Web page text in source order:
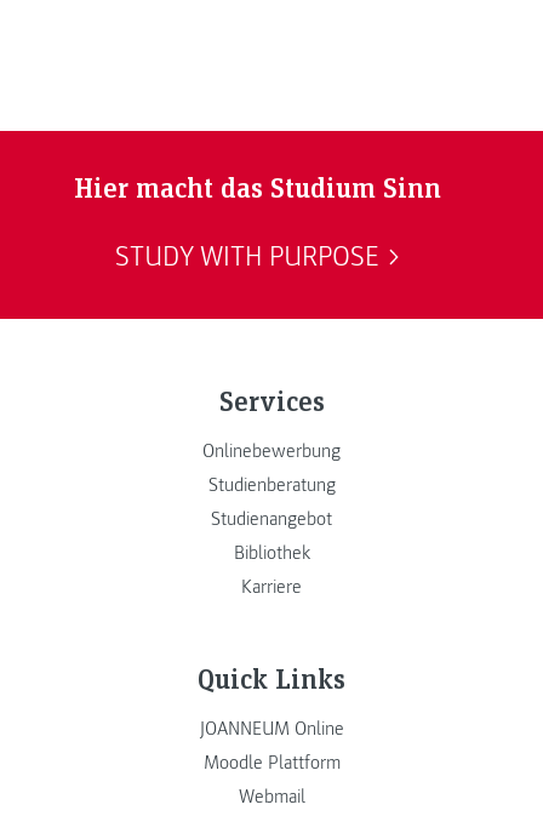
Hier macht das Studium Sinn
STUDY WITH PURPOSE
Services
Onlinebewerbung
Studienberatung
Studienangebot
Bibliothek
Karriere
Quick Links
JOANNEUM Online
Moodle Plattform
Webmail